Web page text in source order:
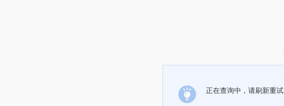
正在查询中，请刷新重试